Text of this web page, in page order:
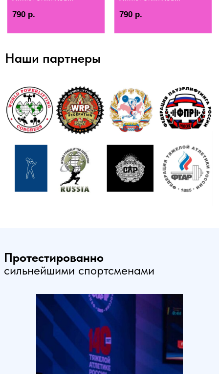
790 р.
790 р.
Наши партнеры
Протестированно
сильнейшими спортсменами